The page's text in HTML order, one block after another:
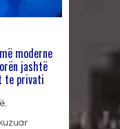
moderne
jashtë
te privati